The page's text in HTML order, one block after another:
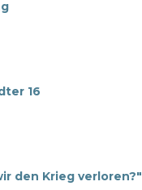
16
den Krieg verloren?"